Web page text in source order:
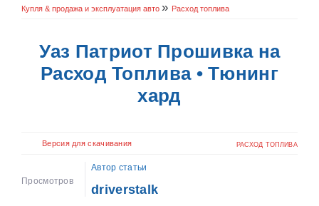
Купля & продажа и эксплуатация авто » Расход топлива
Уаз Патриот Прошивка на
Расход Топлива • Тюнинг
хард
Версия для скачивания РАСХОД ТОПЛИВА
Просмотров
Автор статьи
driverstalk